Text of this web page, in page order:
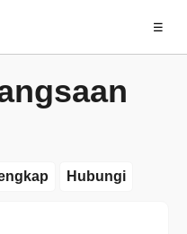
☰
Hubungi